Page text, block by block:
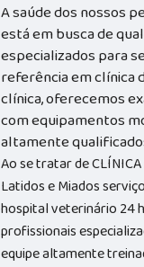
A saúde dos nossos
está em busca de
especializados para
referência em clínica
clínica, oferecemos
com equipamentos
altamente
Ao se tratar de
Latidos e Miados
hospital veterinário 24
profissionais
equipe altamente